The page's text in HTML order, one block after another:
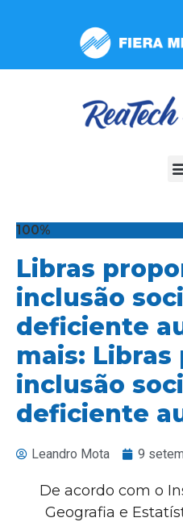
inclui
100%
Libras
inclusão
deficiente
mais:
inclusão
deficiente
Leandro Mota 9
De acordo com o
Geografia e